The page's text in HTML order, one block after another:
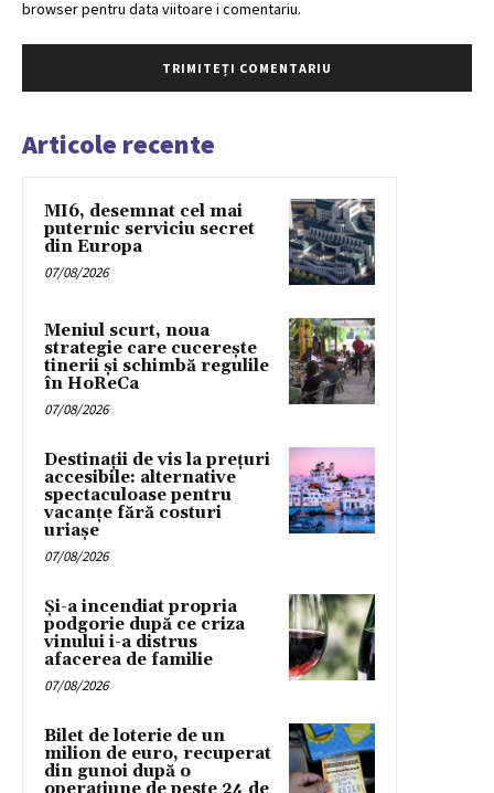
browser pentru data viitoare i comentariu.
Articole recente
MI6, desemnat cel mai
puternic serviciu secret
din Europa
07/08/2026
Meniul scurt, noua
strategie care cucerește
tinerii și schimbă regulile
în HoReCa
07/08/2026
Destinații de vis la prețuri
accesibile: alternative
spectaculoase pentru
vacanțe fără costuri
uriașe
07/08/2026
Și-a incendiat propria
podgorie după ce criza
vinului i-a distrus
afacerea de familie
07/08/2026
Bilet de loterie de un
milion de euro, recuperat
din gunoi după o